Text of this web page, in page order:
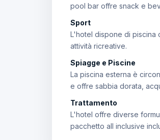
pool bar offre snack e
Sport
L'hotel dispone di piscina
attività ricreative.
Spiagge e Piscine
La piscina esterna è
e offre sabbia dorata,
Trattamento
L'hotel offre diverse
pacchetto all inclusive